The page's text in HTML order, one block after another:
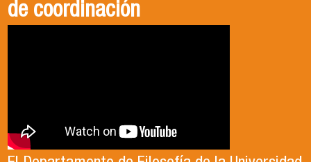
de coordinación